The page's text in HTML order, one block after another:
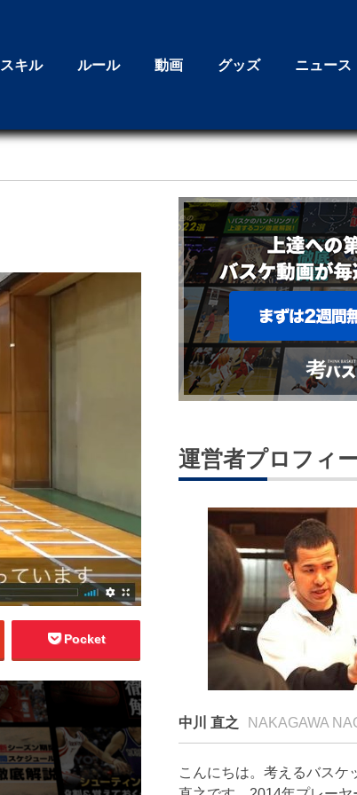
スキル ルール 動画 グッズ ニュース
Pocket
運営者プロフィ
中川 直之 NAKAGAWA
こんにちは。考えるバスケ